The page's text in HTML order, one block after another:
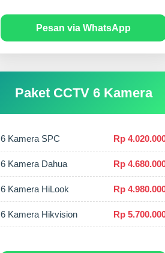
Pesan via WhatsApp
Paket CCTV 6 Kamera
6 Kamera SPC Rp
6 Kamera Dahua Rp
6 Kamera HiLook Rp
6 Kamera Hikvision Rp